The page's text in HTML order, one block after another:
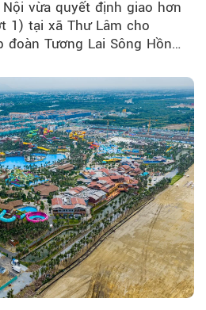
vừa quyết định giao hơn
1) tại xã Thư Lâm cho
đoàn Tương Lai Sông Hồng